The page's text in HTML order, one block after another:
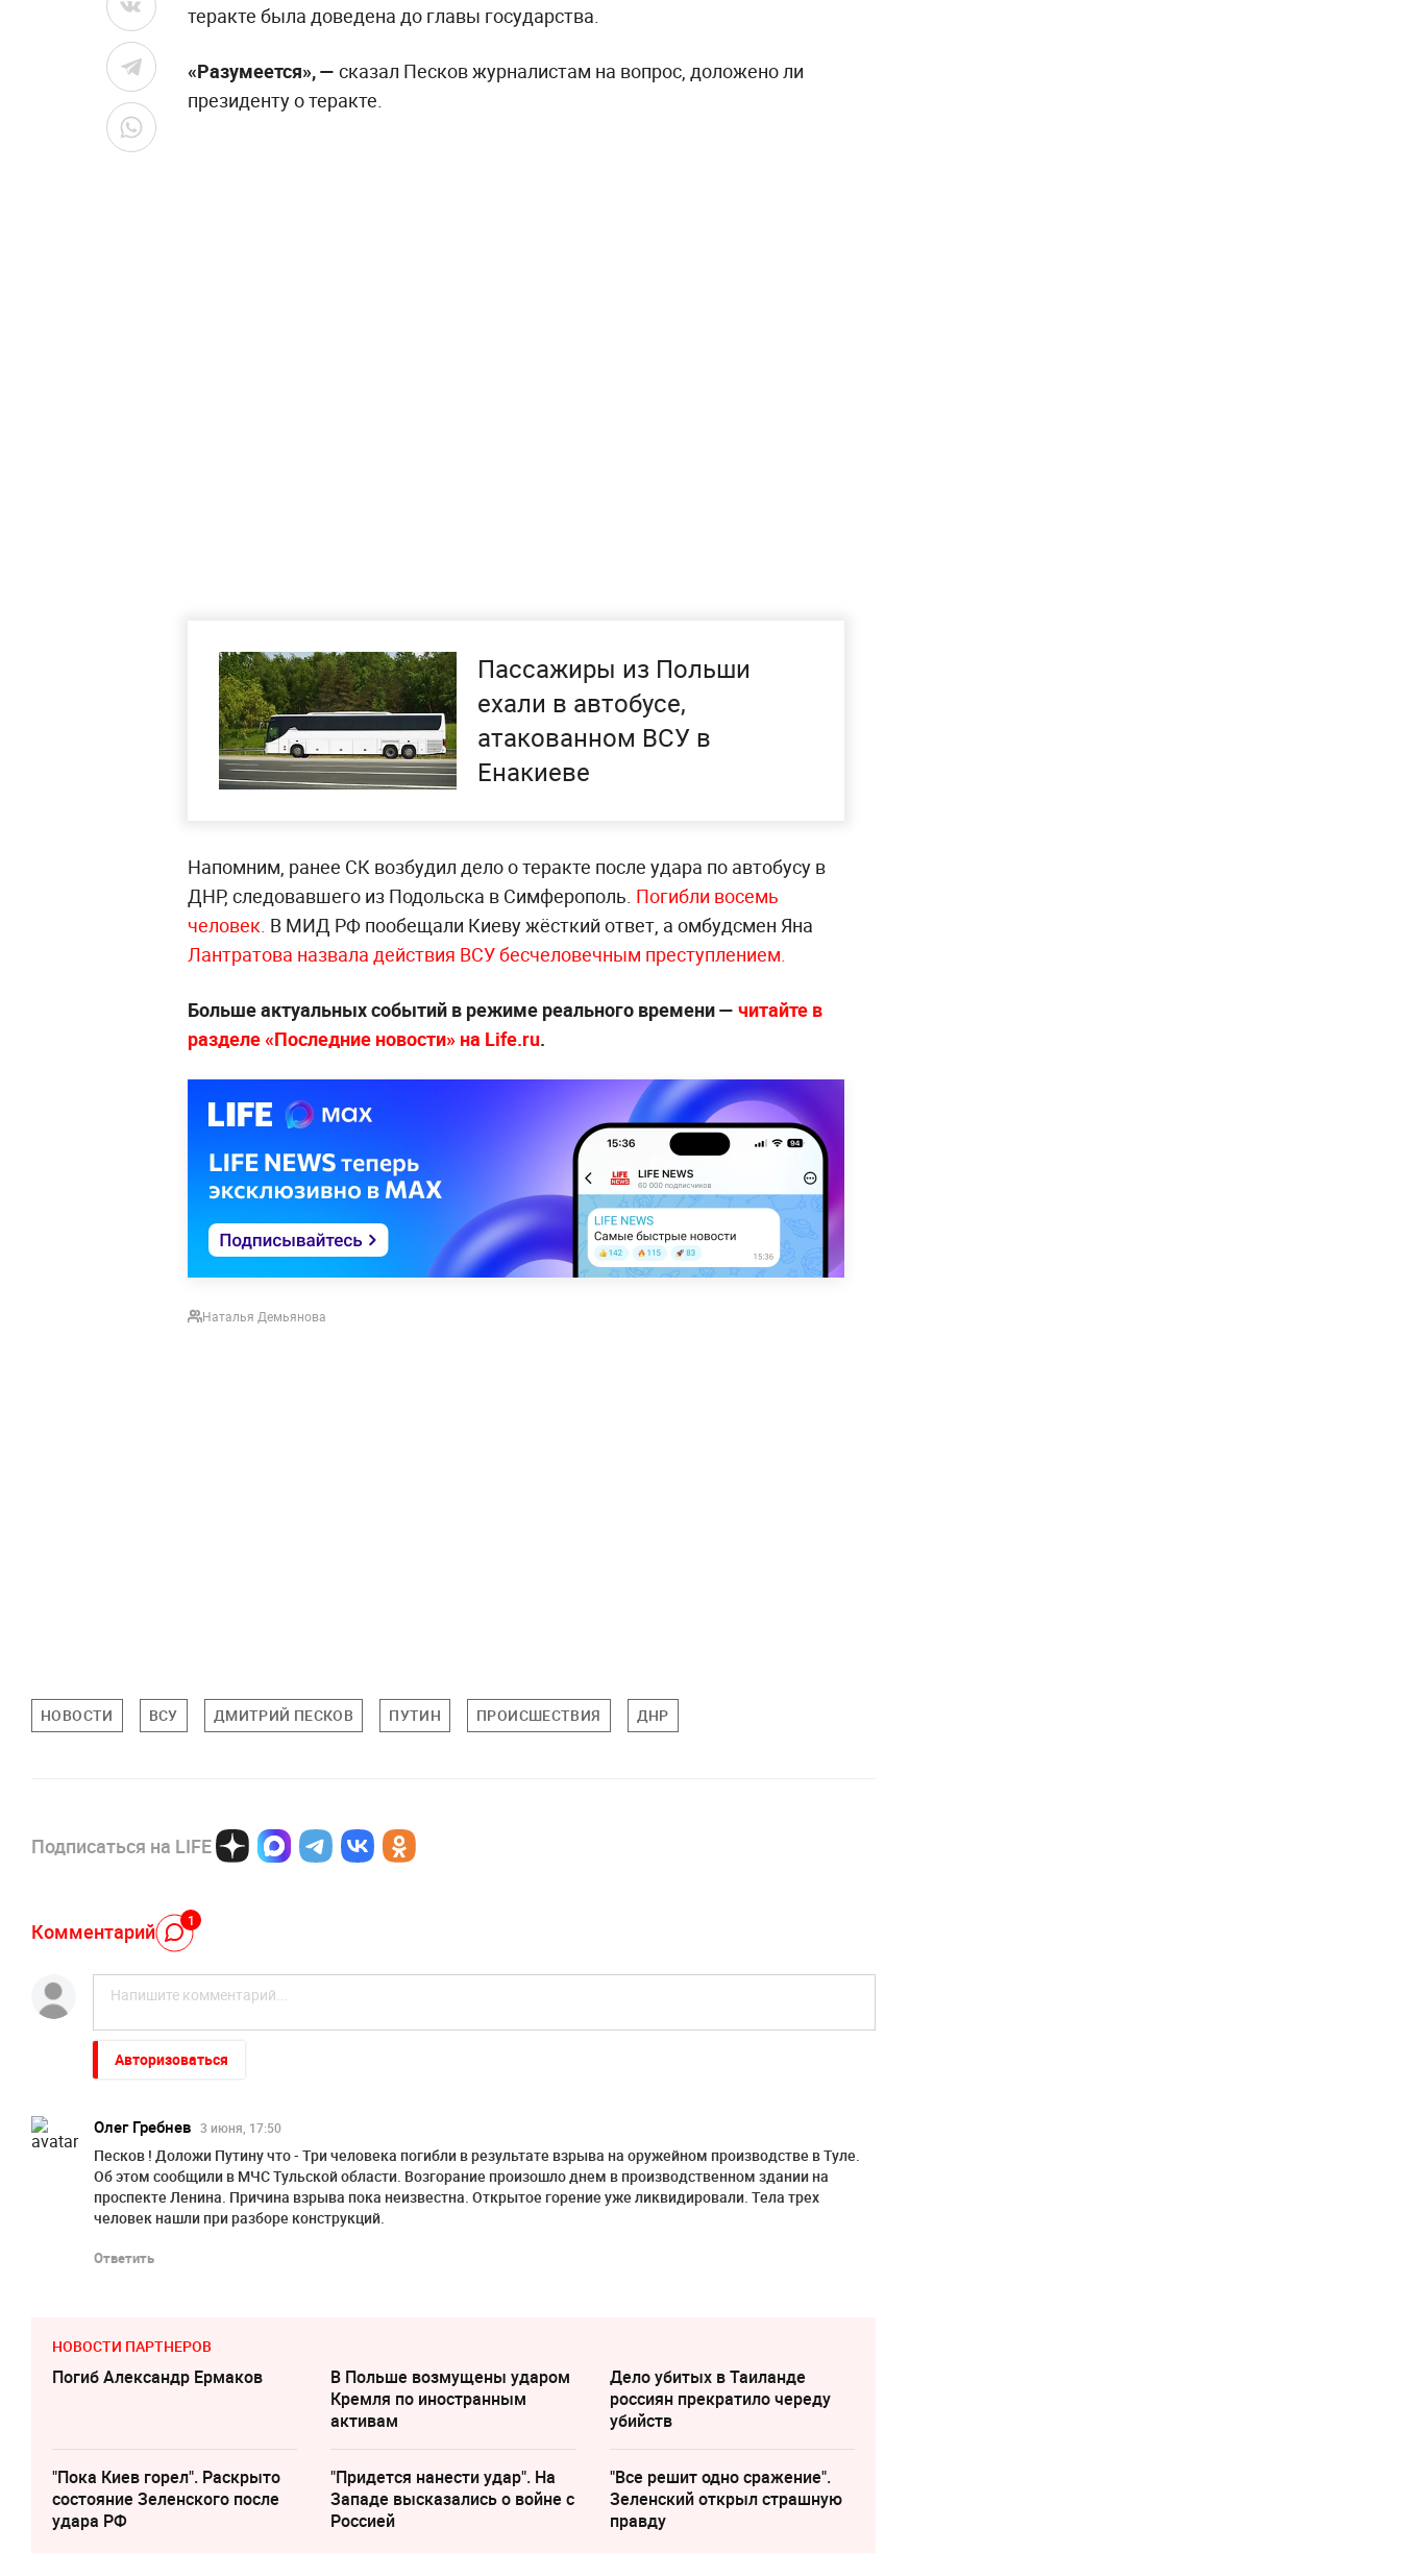
теракте была доведена до главы государства.
«Разумеется», — сказал Песков журналистам на вопрос, доложено ли
президенту о теракте.
Пассажиры из Польши
ехали в автобусе,
атакованном ВСУ в
Енакиеве
Напомним, ранее СК возбудил дело о теракте после удара по автобусу в
ДНР, следовавшего из Подольска в Симферополь. Погибли восемь
человек. В МИД РФ пообещали Киеву жёсткий ответ, а омбудсмен Яна
Лантратова назвала действия ВСУ бесчеловечным преступлением.
Больше актуальных событий в режиме реального времени — читайте в
разделе «Последние новости» на Life.ru.
Наталья Демьянова
НОВОСТИ ВСУ ДМИТРИЙ ПЕСКОВ ПУТИН ПРОИСШЕСТВИЯ ДНР
Подписаться на LIFE
Комментарий 1
Авторизоваться
Олег Гребнев 3 июня, 17:50
Песков ! Доложи Путину что - Три человека погибли в результате взрыва на оружейном производстве в Туле.
Об этом сообщили в МЧС Тульской области. Возгорание произошло днем в производственном здании на
проспекте Ленина. Причина взрыва пока неизвестна. Открытое горение уже ликвидировали. Тела трех
человек нашли при разборе конструкций.
Ответить
НОВОСТИ ПАРТНЕРОВ
Погиб Александр Ермаков
В Польше возмущены ударом
Кремля по иностранным
активам
Дело убитых в Таиланде
россиян прекратило череду
убийств
"Пока Киев горел". Раскрыто
состояние Зеленского после
удара РФ
"Придется нанести удар". На
Западе высказались о войне с
Россией
"Все решит одно сражение".
Зеленский открыл страшную
правду